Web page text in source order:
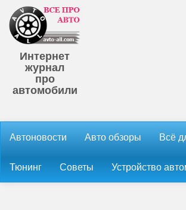
Интернет
журнал
про
автомобили
Автоновости Авто обзоры Всё
Тюнинг Советы Устройство